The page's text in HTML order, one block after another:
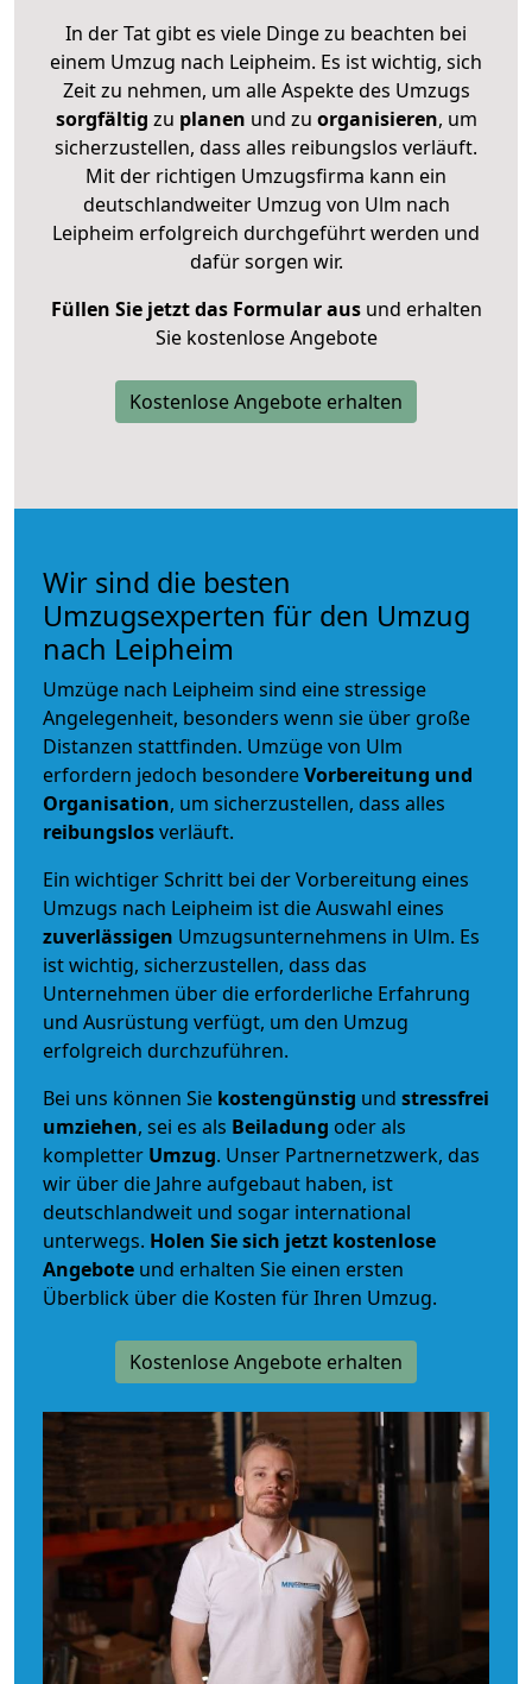
In der Tat gibt es viele Dinge zu beachten bei
einem Umzug nach Leipheim. Es ist wichtig, sich
Zeit zu nehmen, um alle Aspekte des Umzugs
sorgfältig zu planen und zu organisieren, um
sicherzustellen, dass alles reibungslos verläuft.
Mit der richtigen Umzugsfirma kann ein
deutschlandweiter Umzug von Ulm nach
Leipheim erfolgreich durchgeführt werden und
dafür sorgen wir.
Füllen Sie jetzt das Formular ausund erhalten
Sie kostenlose Angebote
Kostenlose Angebote erhalten
Wir sind die besten
Umzugsexperten für den Umzug
nach Leipheim
Umzüge nach Leipheim sind eine stressige
Angelegenheit, besonders wenn sie über große
Distanzen stattfinden. Umzüge von Ulm
erfordern jedoch besondereVorbereitung und
Organisation, um sicherzustellen, dass alles
reibungslosverläuft.
Ein wichtiger Schritt bei der Vorbereitung eines
Umzugs nach Leipheim ist die Auswahl eines
zuverlässigen Umzugsunternehmens in Ulm. Es
ist wichtig, sicherzustellen, dass das
Unternehmen über die erforderliche Erfahrung
und Ausrüstung verfügt, um den Umzug
erfolgreich durchzuführen.
Bei uns können Sie kostengünstig und stressfrei
umziehen, sei es als Beiladung oder als
kompletter Umzug. Unser Partnernetzwerk, das
wir über die Jahre aufgebaut haben, ist
deutschlandweit und sogar international
unterwegs. Holen Sie sich jetzt kostenlose
Angebote und erhalten Sie einen ersten
Überblick über die Kosten für Ihren Umzug.
Kostenlose Angebote erhalten